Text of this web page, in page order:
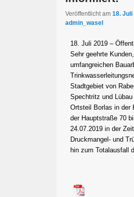
Veröffentlicht am 18. Juli
admin_wasel
18. Juli 2019 –
Sehr geehrte
umfangreichen
Stadtgebiet von
Spechtritz und
Ortsteil Borlas in der
der Hauptstraße 70
24.07.2019 in der
Druckmangel- und
hin zum Totalausfall